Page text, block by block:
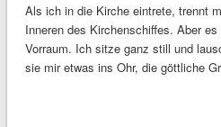
Als ich in die Kirche eintrete, trennt
Inneren des Kirchenschiffes. Aber
Vorraum. Ich sitze ganz still und
sie mir etwas ins Ohr, die göttliche